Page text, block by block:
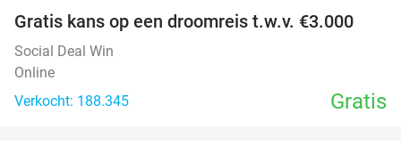
Gratis kans op een droomreis t.w.v. €3.000
Social Deal Win
Online
Verkocht: 188.345
Gratis